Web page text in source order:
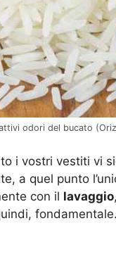
odori del bucato
i vostri vestiti vi
a quel punto
con il lavaggio
fondamentale.